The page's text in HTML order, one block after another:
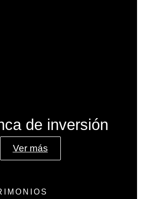
de inversión
Ver más